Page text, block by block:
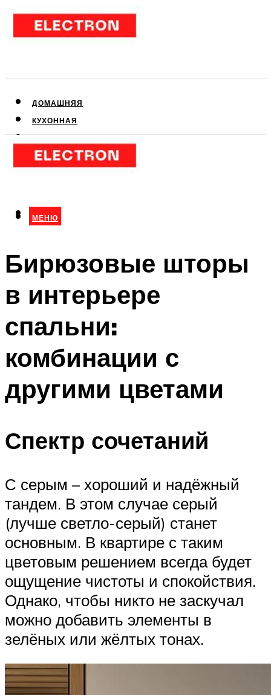
ДОМАШНЯЯ
КУХОННАЯ
КЛИМАТИЧЕСКАЯ
МЕНЮ
МЕНЮ
Бирюзовые шторы
в интерьере
спальни:
комбинации с
другими цветами
Спектр сочетаний
С серым – хороший и надёжный
тандем. В этом случае серый
(лучше светло-серый) станет
основным. В квартире с таким
цветовым решением всегда будет
ощущение чистоты и спокойствия.
Однако, чтобы никто не заскучал
можно добавить элементы в
зелёных или жёлтых тонах.